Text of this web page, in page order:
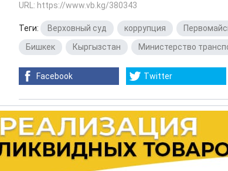
URL: https://www.vb.kg/380343
Теги: Верховный суд коррупция
Бишкек
Кыргызстан Министерство
Facebook Twitter